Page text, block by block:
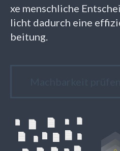
xe mensch­li­che
licht da­durch eine
bei­tung.